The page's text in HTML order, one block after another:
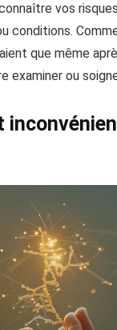
vos
conditions.
que même
examiner ou